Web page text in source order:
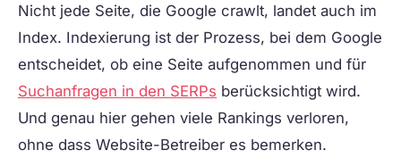
Nicht jede Seite, die Google crawlt, landet auch im
Index. Indexierung ist der Prozess, bei dem Google
entscheidet, ob eine Seite aufgenommen und für
Suchanfragen in den SERPs berücksichtigt wird.
Und genau hier gehen viele Rankings verloren,
ohne dass Website-Betreiber es bemerken.